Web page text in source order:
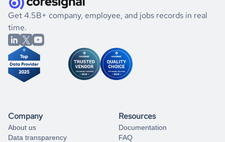
book a free consultation
the historical data, get to know the
Guinea
Consumer
Goods
market better.
If you are unsure how to achieve your preferred results,
you can always
from our data experts.
Get 4.5B+ company, employee, and jobs records in real
time.
Company
About us
Data transparency
Resources
Documentation
FAQ